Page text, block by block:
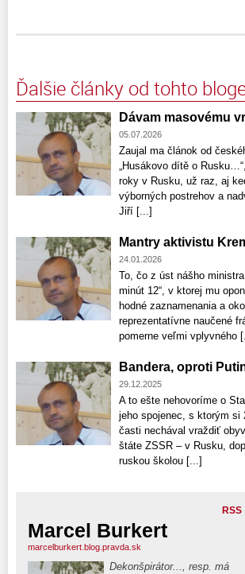
Ďalšie články od tohto
Dávam masovému
05.07.2026
Zaujal ma článok od
„Husákovo dítě o
roky v Rusku, už raz, aj
výborných postrehov a
Jiří [...]
Mantry aktivistu
24.01.2026
To, čo z úst nášho
minút 12“, v ktorej mu
hodné zaznamenania a
reprezentatívne naučené
pomerne veľmi vplyvného
Bandera, oproti
29.12.2025
A to ešte nehovoríme o
jeho spojenec, s ktorým si
časti nechával vraždiť
štáte ZSSR – v Rusku,
ruskou školou [...]
RSS
Marcel Burkert
marcelburkert.blog.pravda.sk
Dekonšpirátor..., resp. má